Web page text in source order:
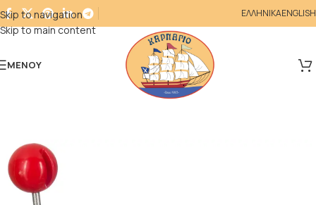
Skip to navigation
Skip to main content
ΕΛΛΗΝΙΚΑENGLISH
ΜΕΝΟΎ